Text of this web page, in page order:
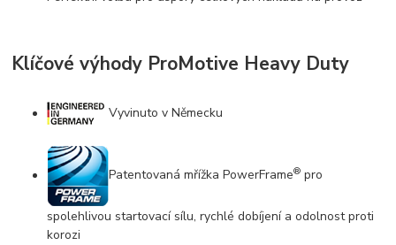
Klíčové výhody ProMotive Heavy Duty
Vyvinuto v Německu
Patentovaná mřížka PowerFrame® pro
spolehlivou startovací sílu, rychlé dobíjení a odolnost proti
korozi